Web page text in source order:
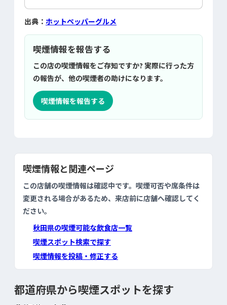
出典： ホットペッパーグルメ
喫煙情報を報告する
この店の喫煙情報をご存知ですか? 実際に行った方
の報告が、他の喫煙者の助けになります。
喫煙情報を報告する
喫煙情報と関連ページ
この店舗の喫煙情報は確認中です。喫煙可否や席条件は
変更される場合があるため、来店前に店舗へ確認してく
ださい。
秋田県の喫煙可能な飲食店一覧
喫煙スポット検索で探す
喫煙情報を投稿・修正する
都道府県から喫煙スポットを探す